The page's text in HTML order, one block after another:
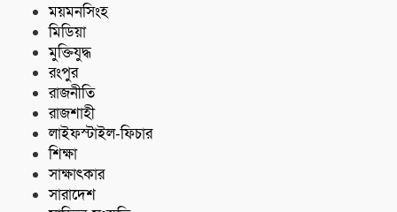
ময়মনসিংহ
মিডিয়া
মুক্তিযুদ্ধ
রংপুর
রাজনীতি
রাজশাহী
লাইফস্টাইল-ফিচার
শিক্ষা
সাক্ষাৎকার
সারাদেশ